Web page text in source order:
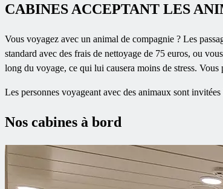
CABINES ACCEPTANT LES
Vous voyagez avec un animal de compagnie ? Les
standard avec des frais de nettoyage de 75 euros, ou
long du voyage, ce qui lui causera moins de stress.
Les personnes voyageant avec des animaux sont
Nos cabines à bord